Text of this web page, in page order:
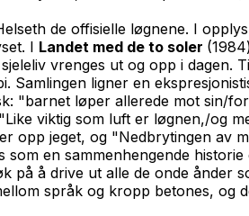
de offisielle løgnene. I
I Landet med de to soler
vrenges ut og opp i
Samlingen ligner en
"barnet løper allerede mot sin/
viktig som luft er løgnen,/og
opp jeget, og "Nedbrytingen av
som en sammenhengende
på å drive ut alle de onde ånder
språk og kropp betones, og